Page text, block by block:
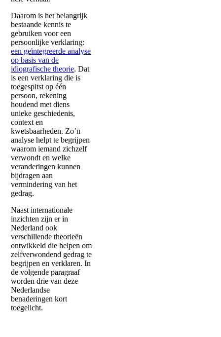
Daarom is het belangrijk
bestaande kennis te
gebruiken voor een
persoonlijke verklaring:
een geïntegreerde analyse
op basis van de
idiografische theorie. Dat
is een verklaring die is
toegespitst op één
persoon, rekening
houdend met diens
unieke geschiedenis,
context en
kwetsbaarheden. Zo’n
analyse helpt te begrijpen
waarom iemand zichzelf
verwondt en welke
veranderingen kunnen
bijdragen aan
vermindering van het
gedrag.
Naast internationale
inzichten zijn er in
Nederland ook
verschillende theorieën
ontwikkeld die helpen om
zelfverwondend gedrag te
begrijpen en verklaren. In
de volgende paragraaf
worden drie van deze
Nederlandse
benaderingen kort
toegelicht.